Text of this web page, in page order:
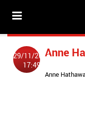
29/11/2011
17:49
Anne
Anne